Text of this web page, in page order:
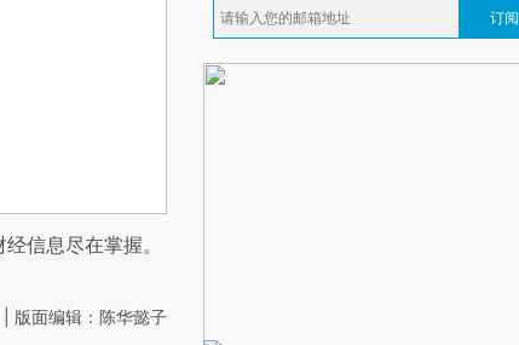
信息尽在掌握。
版面编辑：陈华懿子
订阅